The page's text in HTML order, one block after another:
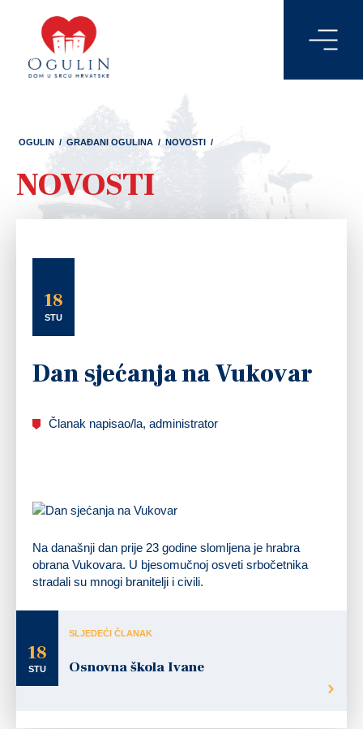
OGULIN / GRAĐANI OGULINA / NOVOSTI /
NOVOSTI
18
STU
Dan sjećanja na Vukovar
Članak napisao/la, administrator
Na današnji dan prije 23 godine slomljena je hrabra
obrana Vukovara. U bjesomučnoj osveti srbočetnika
stradali su mnogi branitelji i civili.
18
STU
SLJEDEĆI ČLANAK
Osnovna škola Ivane